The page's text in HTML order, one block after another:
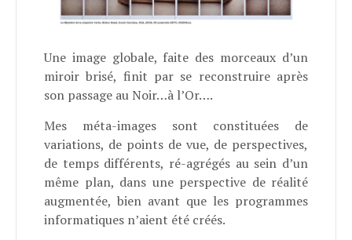
Une image globale, faite des morceaux d’un
miroir brisé, finit par se reconstruire après
son passage au Noir…à l’Or….
Mes méta-images sont constituées de
variations, de points de vue, de perspectives,
de temps différents, ré-agrégés au sein d’un
même plan, dans une perspective de réalité
augmentée, bien avant que les programmes
informatiques n’aient été créés.